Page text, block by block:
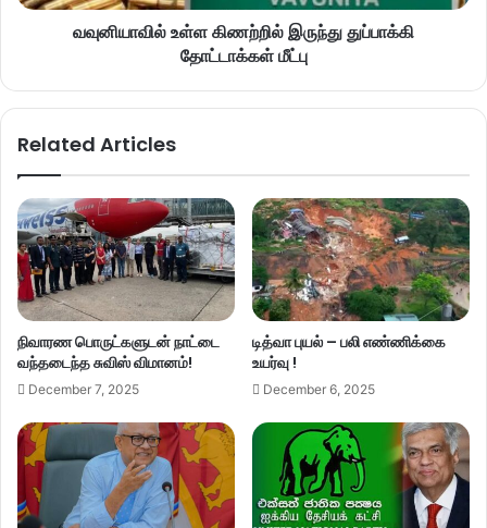
வவுனியாவில் உள்ள கிணற்றில் இருந்து துப்பாக்கி
தோட்டாக்கள் மீட்பு
Related Articles
நிவாரண பொருட்களுடன் நாட்டை
வந்தடைந்த சுவிஸ் விமானம்!
December 7, 2025
டித்வா புயல் – பலி எண்ணிக்கை
உயர்வு !
December 6, 2025